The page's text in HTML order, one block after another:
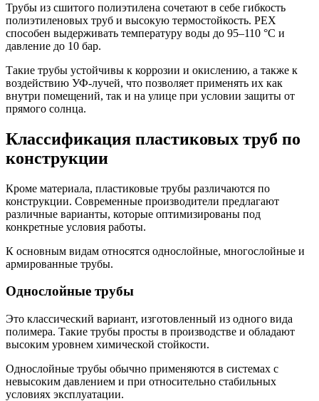
Трубы из сшитого полиэтилена сочетают в себе гибкость
полиэтиленовых труб и высокую термостойкость. PEX
способен выдерживать температуру воды до 95–110 °C и
давление до 10 бар.
Такие трубы устойчивы к коррозии и окислению, а также к
воздействию УФ-лучей, что позволяет применять их как
внутри помещений, так и на улице при условии защиты от
прямого солнца.
Классификация пластиковых труб по
конструкции
Кроме материала, пластиковые трубы различаются по
конструкции. Современные производители предлагают
различные варианты, которые оптимизированы под
конкретные условия работы.
К основным видам относятся однослойные, многослойные и
армированные трубы.
Однослойные трубы
Это классический вариант, изготовленный из одного вида
полимера. Такие трубы просты в производстве и обладают
высоким уровнем химической стойкости.
Однослойные трубы обычно применяются в системах с
невысоким давлением и при относительно стабильных
условиях эксплуатации.